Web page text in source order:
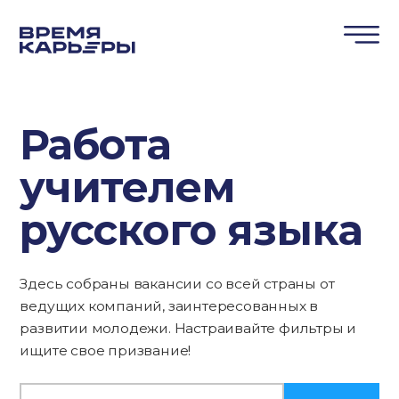
Работа
учителем
русского языка
Здесь собраны вакансии со всей страны от
ведущих компаний, заинтересованных в
развитии молодежи. Настраивайте фильтры и
ищите свое призвание!